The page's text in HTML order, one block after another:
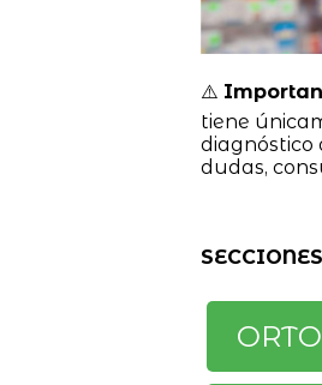
⚠️
tiene
diagnóstico
dudas,
SECCIONES